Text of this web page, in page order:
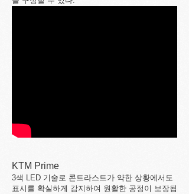
KTM Prime
3색 LED 기술로 콘트라스트가 약한 상황에서도
표시를 확실하게 감지하여 원활한 공정이 보장됩